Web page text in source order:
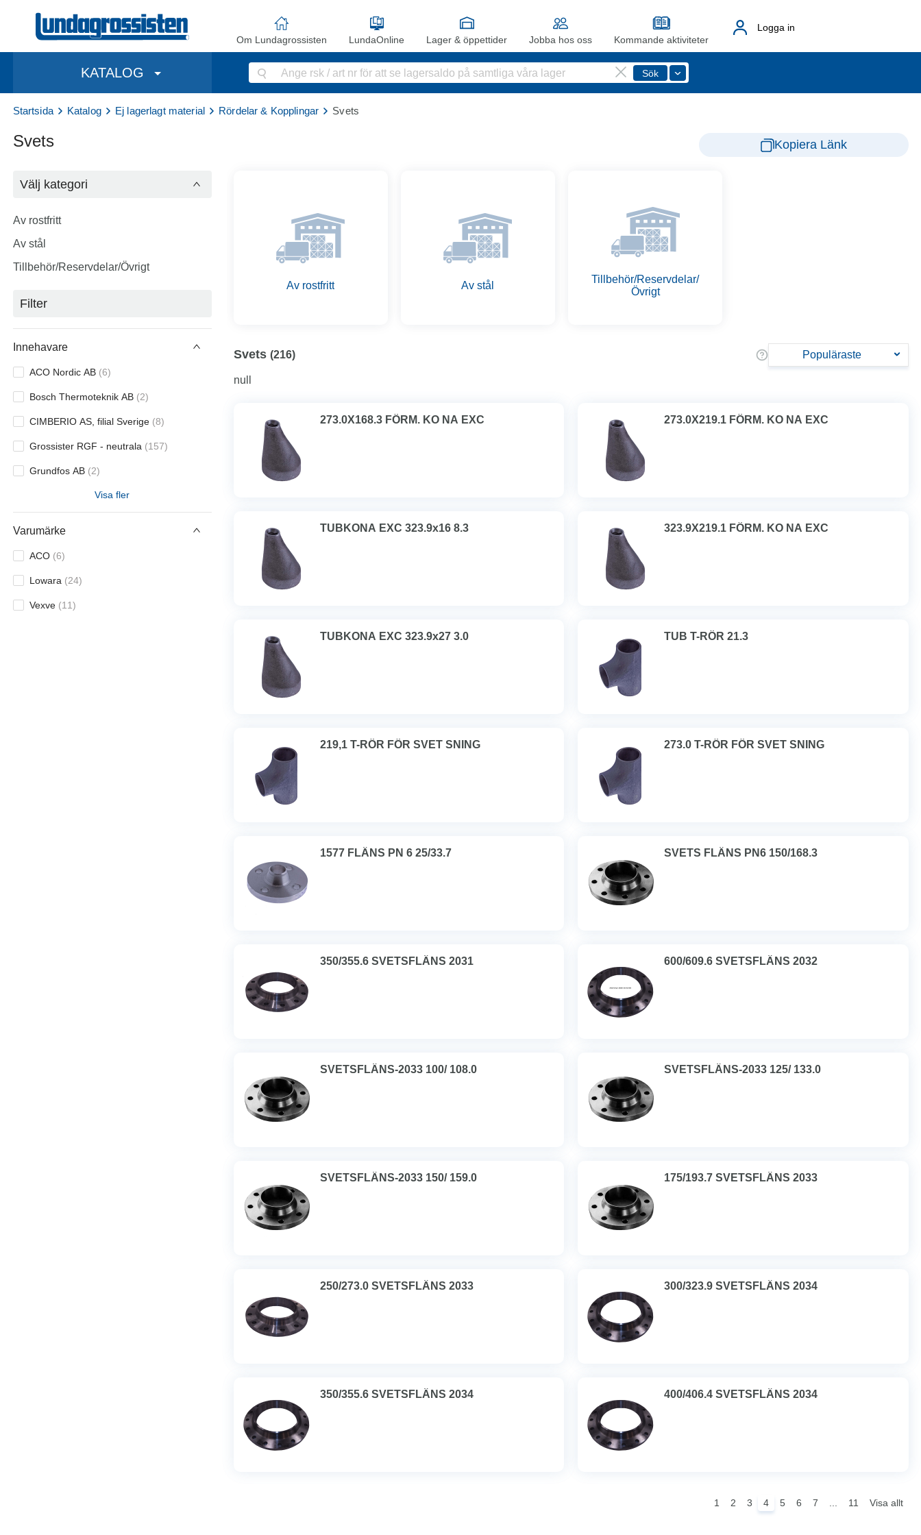
Om Lundagrossisten LundaOnline Lager & öppettider Jobba hos oss Kommande aktiviteter
Logga in
KATALOG
Startsida Katalog Ej lagerlagt material Rördelar & Kopplingar Svets
Svets Kopiera Länk
Välj kategori
Av rostfritt
Av stål
Tillbehör/Reservdelar/Övrigt
Filter
Innehavare
ACO Nordic AB (6)
Bosch Thermoteknik AB (2)
CIMBERIO AS, filial Sverige (8)
Grossister RGF - neutrala (157)
Grundfos AB (2)
River Pump Oy Ab ( 22)
Visa fler
Varumärke
ACO (6)
Lowara (24)
Vexve (11)
Av rostfritt Av stål
Tillbehör/Reservdelar/
Övrigt
Svets (216) Populäraste
null
273.0X168.3 FÖRM. KO NA EXC 273.0X219.1 FÖRM. KO NA EXC
TUBKONA EXC 323.9x16 8.3 323.9X219.1 FÖRM. KO NA EXC
TUBKONA EXC 323.9x27 3.0 TUB T-RÖR 21.3
219,1 T-RÖR FÖR SVET SNING 273.0 T-RÖR FÖR SVET SNING
1577 FLÄNS PN 6 25/33.7 SVETS FLÄNS PN6 150/168.3
350/355.6 SVETSFLÄNS 2031 600/609.6 SVETSFLÄNS 2032
SVETSFLÄNS-2033 100/ 108.0 SVETSFLÄNS-2033 125/ 133.0
SVETSFLÄNS-2033 150/ 159.0 175/193.7 SVETSFLÄNS 2033
250/273.0 SVETSFLÄNS 2033 300/323.9 SVETSFLÄNS 2034
350/355.6 SVETSFLÄNS 2034 400/406.4 SVETSFLÄNS 2034
1 2 3 4 5 6 7 11 Visa allt